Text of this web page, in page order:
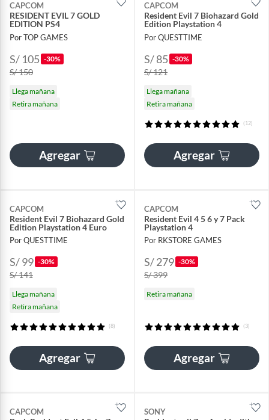
CAPCOM
RESIDENT EVIL 7 GOLD
EDITION PS4
Por TOP GAMES
S/ 105 -30%
S/ 150
Llega mañana
Retira mañana
Agregar
CAPCOM
Resident Evil 7 Biohazard Gold
Edition Playstation 4
Por QUESTTIME
S/ 85 -30%
S/ 121
Llega mañana
Retira mañana
(12)
Agregar
CAPCOM
Resident Evil 7 Biohazard Gold
Edition Playstation 4 Euro
Por QUESTTIME
S/ 99 -30%
S/ 141
Llega mañana
Retira mañana
(8)
Agregar
CAPCOM
Resident Evil 4 5 6 y 7 Pack
Playstation 4
Por RKSTORE GAMES
S/ 279 -30%
S/ 399
Retira mañana
(3)
Agregar
CAPCOM SONY